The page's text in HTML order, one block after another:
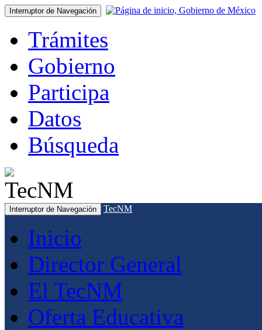
Interruptor de Navegación
Trámites
Gobierno
Participa
Datos
Búsqueda
Interruptor de Navegación TecNM
Inicio
Director General
El TecNM
Oferta Educativa